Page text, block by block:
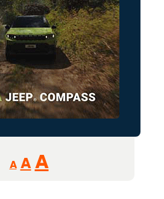
A
Reducir
tamaño
A Restablecer
AAumentar